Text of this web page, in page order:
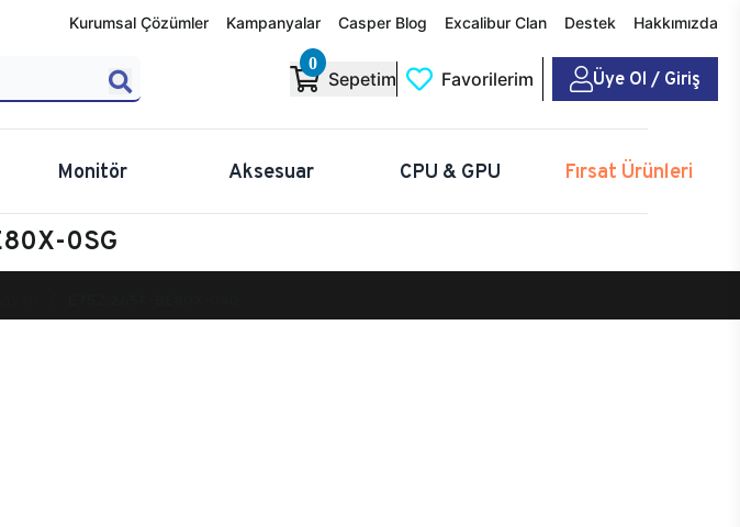
Kurumsal Çözümler Kampanyalar Casper Blog Excalibur Clan Destek Hakkımızda
0
Sepetim Favorilerim Üye Ol / Giriş
Monitör Aksesuar CPU & GPU Fırsat Ürünleri
0SG